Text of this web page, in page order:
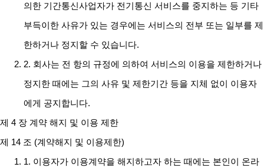
의한 기간통신사업자가 전기통신 서비스를 중지하는 등 기타
부득이한 사유가 있는 경우에는 서비스의 전부 또는 일부를 제
한하거나 정지할 수 있습니다.
2. 회사는 전 항의 규정에 의하여 서비스의 이용을 제한하거나
정지한 때에는 그의 사유 및 제한기간 등을 지체 없이 이용자
에게 공지합니다.
제 4 장 계약 해지 및 이용 제한
제 14 조 (계약해지 및 이용제한)
1. 이용자가 이용계약을 해지하고자 하는 때에는 본인이 온라